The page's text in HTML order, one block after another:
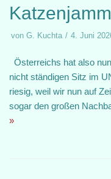
von G. Kuchta 4. Juni
Österreichs hat also
nicht ständigen Sitz im
riesig, weil wir nun auf
sogar den großen
»